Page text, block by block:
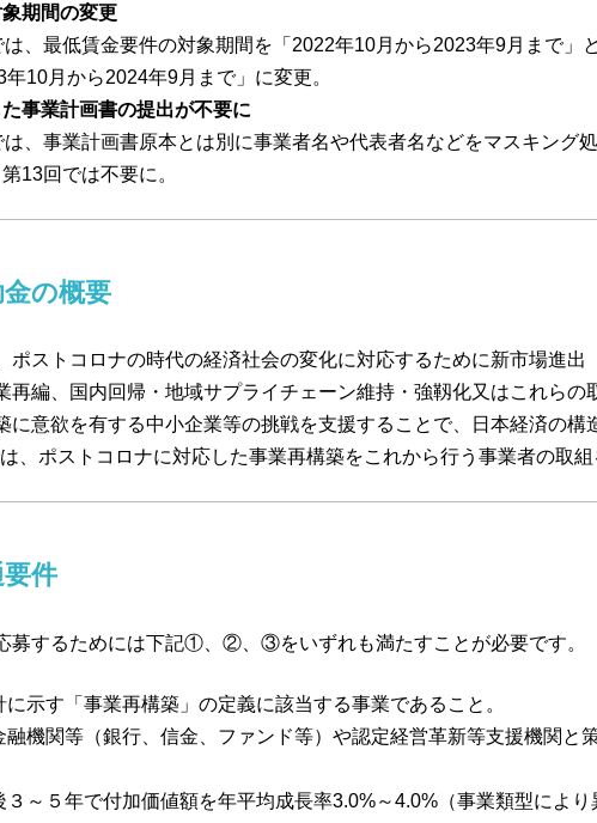
期間の変更
、最低賃金要件の対象期間を「2022年10月から2023年9月まで」
10月から2024年9月まで」に変更。
事業計画書の提出が不要に
、事業計画書原本とは別に事業者名や代表者名などをマスキング
13回では不要に。
の概要
ポストコロナの時代の経済社会の変化に対応するために新市場進出
再編、国内回帰・地域サプライチェーン維持・強靱化又はこれらの
に意欲を有する中小企業等の挑戦を支援することで、日本経済の構
、ポストコロナに対応した事業再構築をこれから行う事業者の取
件
募するためには下記①、②、③をいずれも満たすことが必要です。
示す「事業再構築」の定義に該当する事業であること。
機関等（銀行、信金、ファンド等）や認定経営革新等支援機関と
～５年で付加価値額を年平均成長率3.0%～4.0%（事業類型によ